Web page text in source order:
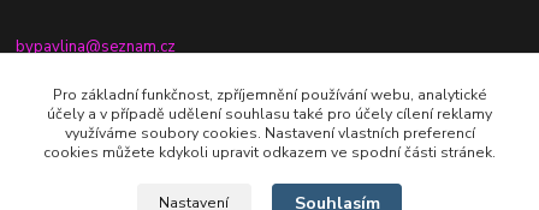
bypavlina@seznam.cz
+420774917196
Fb stránka - By pavlina
Pro základní funkčnost, zpříjemnění používání webu, analytické
účely a v případě udělení souhlasu také pro účely cílení reklamy
využíváme soubory cookies. Nastavení vlastních preferencí
cookies můžete kdykoli upravit odkazem ve spodní části stránek.
Nastavení Souhlasím